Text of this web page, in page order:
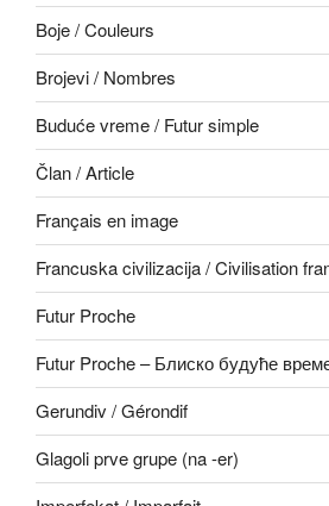
Boje / Couleurs
Brojevi / Nombres
Buduće vreme / Futur simple
Član / Article
Français en image
Francuska civilizacija / Civilisation
Futur Proche
Futur Proche – Блиско будуће
Gerundiv / Gérondif
Glagoli prve grupe (na -er)